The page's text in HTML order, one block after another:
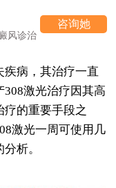
风诊治
咨询她
疾病，其治疗一直
激光治疗因其高
的重要手段之
激光一周可使用几
析。